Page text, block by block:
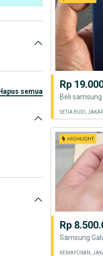
hapus semua
Rp
SETIA BUDI,
Rp
Samsung
KEMAYORAN,